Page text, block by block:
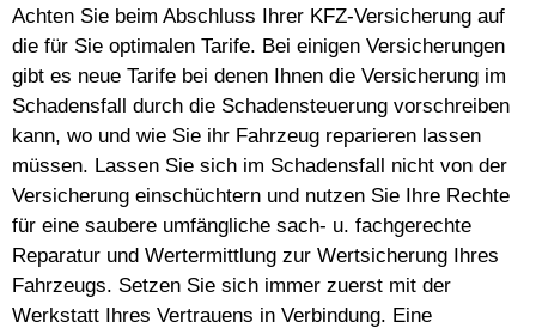
Achten Sie beim Abschluss Ihrer KFZ-Versicherung auf
die für Sie optimalen Tarife. Bei einigen Versicherungen
gibt es neue Tarife bei denen Ihnen die Versicherung im
Schadensfall durch die Schadensteuerung vorschreiben
kann, wo und wie Sie ihr Fahrzeug reparieren lassen
müssen. Lassen Sie sich im Schadensfall nicht von der
Versicherung einschüchtern und nutzen Sie Ihre Rechte
für eine saubere umfängliche sach- u. fachgerechte
Reparatur und Wertermittlung zur Wertsicherung Ihres
Fahrzeugs. Setzen Sie sich immer zuerst mit der
Werkstatt Ihres Vertrauens in Verbindung. Eine